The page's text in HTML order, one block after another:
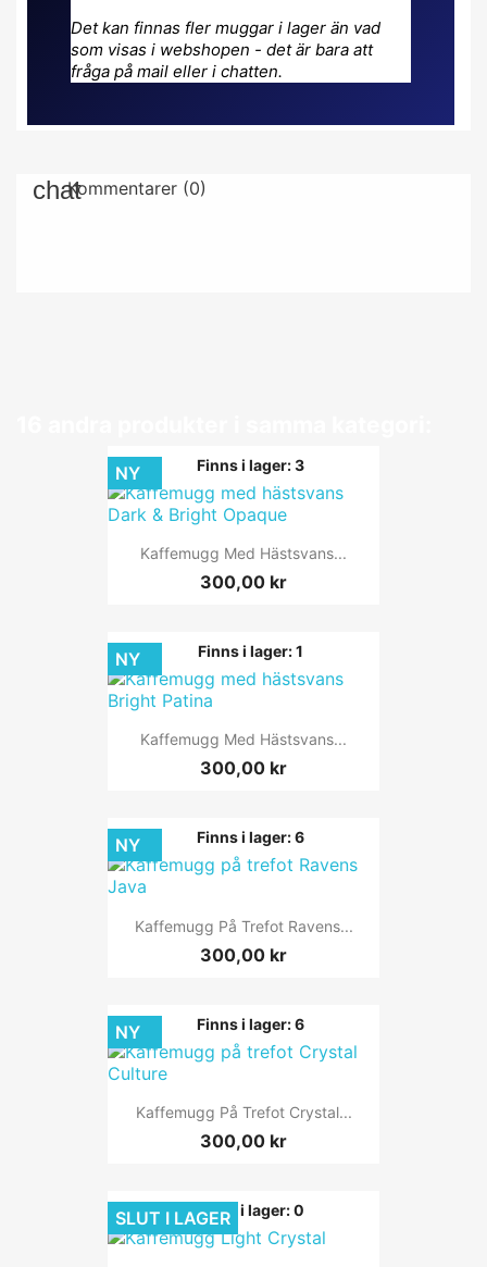
Det kan finnas fler muggar i lager än vad
som visas i webshopen - det är bara att
fråga på mail eller i chatten.
Kommentarer (0)
Finns i lager: 3
Kaffemugg Med Hästsvans...
300,00 kr
NY
Finns i lager: 1
Kaffemugg Med Hästsvans...
300,00 kr
NY
Finns i lager: 6
Kaffemugg På Trefot Ravens...
300,00 kr
NY
Finns i lager: 6
Kaffemugg På Trefot Crystal...
300,00 kr
NY
Finns i lager: 0
SLUT I LAGER